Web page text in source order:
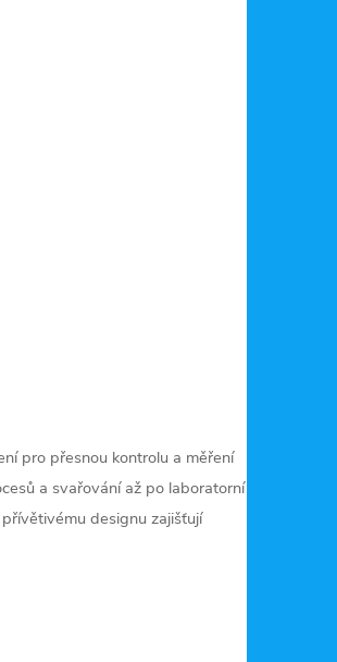
pro přesnou kontrolu a měření
a svařování až po laboratorní
designu zajišťují